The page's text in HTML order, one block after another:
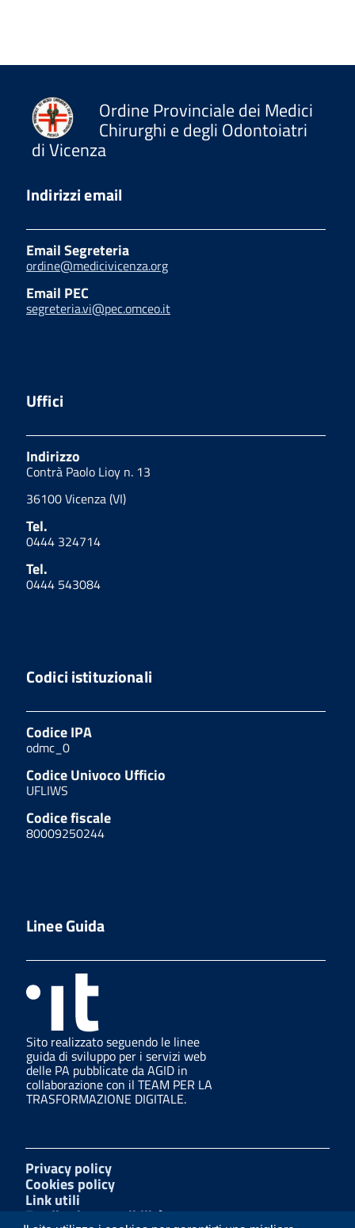
Ordine Provinciale dei Medici
Chirurghi e degli Odontoiatri
di Vicenza
Indirizzi email
Email Segreteria
ordine@medicivicenza.org
Email PEC
segreteria.vi@pec.omceo.it
Uffici
Indirizzo
Contrà Paolo Lioy n. 13
36100 Vicenza (VI)
Tel.
0444 324714
Tel.
0444 543084
Codici istituzionali
Codice IPA
odmc_0
Codice Univoco Ufficio
UFLIWS
Codice fiscale
80009250244
Linee Guida
Sito realizzato seguendo le linee
guida di sviluppo per i servizi web
delle PA pubblicate da AGID in
collaborazione con il TEAM PER LA
TRASFORMAZIONE DIGITALE.
Privacy policy
Cookies policy
Link utili
Feedback accessibilità